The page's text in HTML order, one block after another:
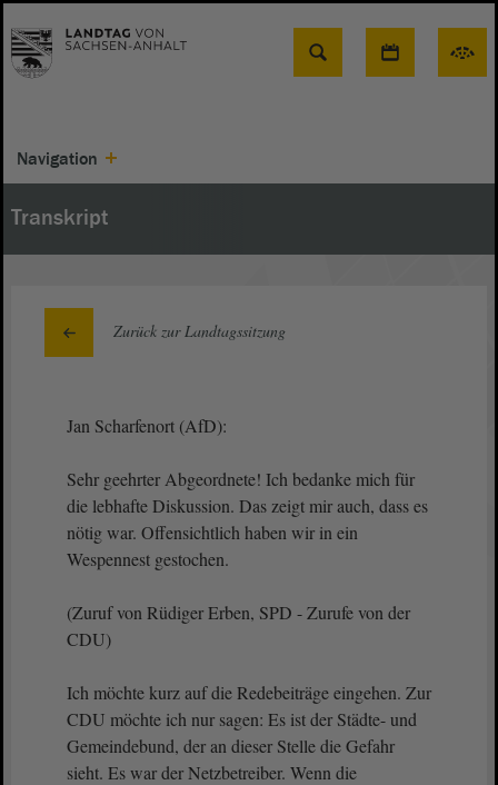
Suche
Navigation
Transkript
Zurück zur Landtagssitzung
Jan Scharfenort (AfD):
Sehr geehrter Abgeordnete! Ich bedanke mich für
die lebhafte Diskussion. Das zeigt mir auch, dass es
nötig war. Offensichtlich haben wir in ein
Wespennest gestochen.
(Zuruf von Rüdiger Erben, SPD - Zurufe von der
CDU)
Ich möchte kurz auf die Redebeiträge eingehen. Zur
CDU möchte ich nur sagen: Es ist der Städte- und
Gemeindebund, der an dieser Stelle die Gefahr
sieht. Es war der Netzbetreiber. Wenn die